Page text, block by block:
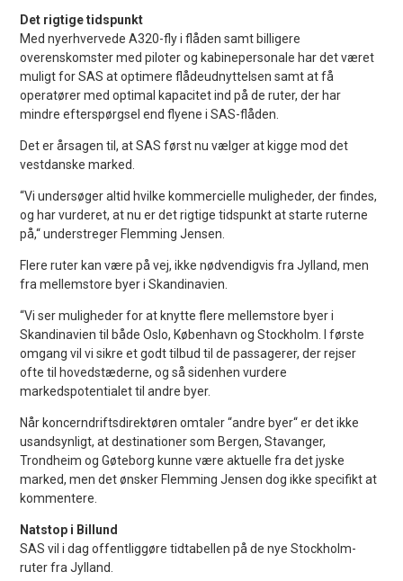
Det rigtige tidspunkt
Med nyerhvervede A320-fly i flåden samt billigere
overenskomster med piloter og kabinepersonale har det været
muligt for SAS at optimere flådeudnyttelsen samt at få
operatører med optimal kapacitet ind på de ruter, der har
mindre efterspørgsel end flyene i SAS-flåden.
Det er årsagen til, at SAS først nu vælger at kigge mod det
vestdanske marked.
“Vi undersøger altid hvilke kommercielle muligheder, der findes,
og har vurderet, at nu er det rigtige tidspunkt at starte ruterne
på,“ understreger Flemming Jensen.
Flere ruter kan være på vej, ikke nødvendigvis fra Jylland, men
fra mellemstore byer i Skandinavien.
“Vi ser muligheder for at knytte flere mellemstore byer i
Skandinavien til både Oslo, København og Stockholm. I første
omgang vil vi sikre et godt tilbud til de passagerer, der rejser
ofte til hovedstæderne, og så sidenhen vurdere
markedspotentialet til andre byer.
Når koncerndriftsdirektøren omtaler “andre byer“ er det ikke
usandsynligt, at destinationer som Bergen, Stavanger,
Trondheim og Gøteborg kunne være aktuelle fra det jyske
marked, men det ønsker Flemming Jensen dog ikke specifikt at
kommentere.
Natstop i Billund
SAS vil i dag offentliggøre tidtabellen på de nye Stockholm-
ruter fra Jylland.